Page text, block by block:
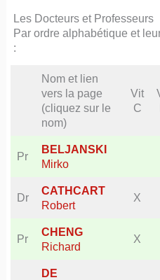
Les Docteurs et Professeurs
Par ordre alphabétique et
:
Nom et lien
vers la page
(cliquez sur le
nom)
Vit
C
Pr
BELJANSKI
Mirko
Dr
CATHCART
Robert
X
Pr
CHENG
Richard
X
DE